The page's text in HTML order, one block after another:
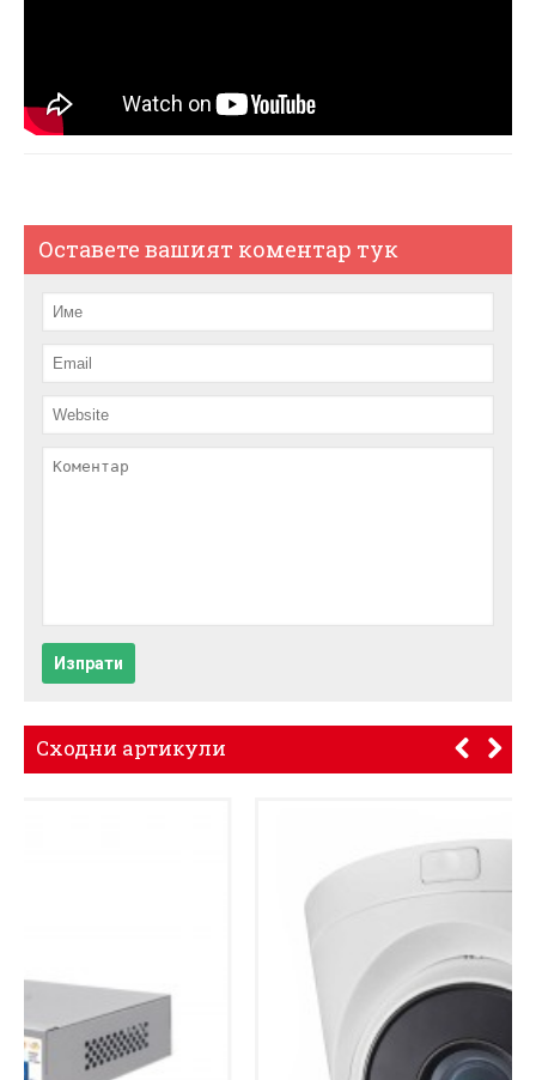
Оставете вашият коментар тук
Изпрати
Сходни артикули